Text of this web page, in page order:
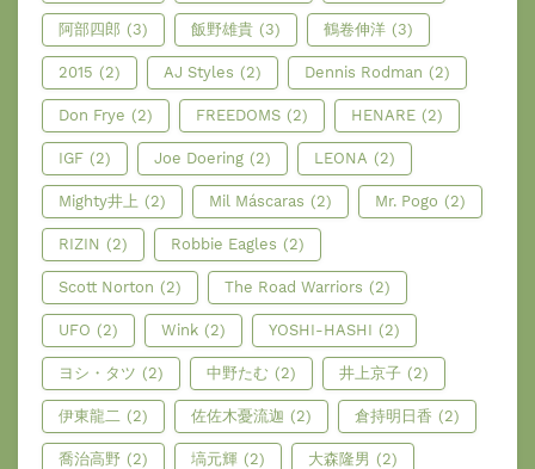
阿部四郎 (3) 飯野雄貴 (3) 鶴卷伸洋 (3)
2015 (2) AJ Styles (2) Dennis Rodman (2)
Don Frye (2) FREEDOMS (2) HENARE (2)
IGF (2) Joe Doering (2) LEONA (2)
Mighty井上 (2) Mil Máscaras (2) Mr. Pogo (2)
RIZIN (2) Robbie Eagles (2)
Scott Norton (2) The Road Warriors (2)
UFO (2) Wink (2) YOSHI-HASHI (2)
ヨシ・タツ (2) 中野たむ (2) 井上京子 (2)
伊東龍二 (2) 佐佐木憂流迦 (2) 倉持明日香 (2)
喬治高野 (2) 塙元輝 (2) 大森隆男 (2)